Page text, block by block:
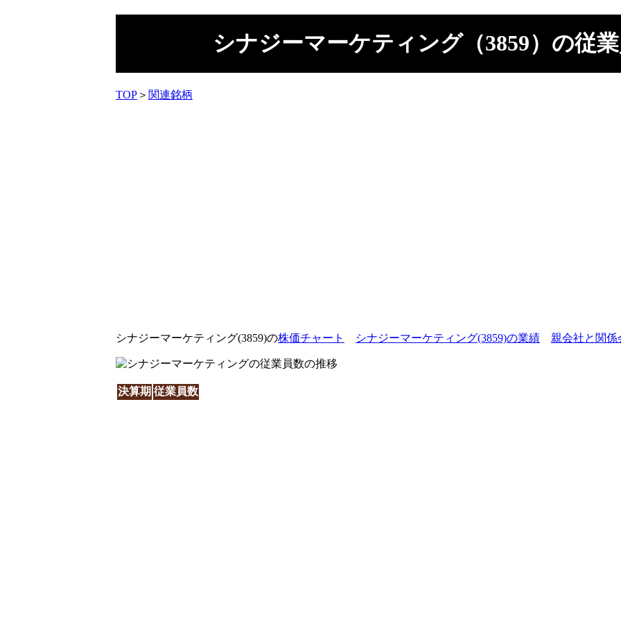
シナジーマーケティング（3859）の従
TOP ＞ 関連銘柄
シナジーマーケティング(3859)の株価チャート シナジーマーケティング(3859)の業績 親会社と関係
決算期 従業員数